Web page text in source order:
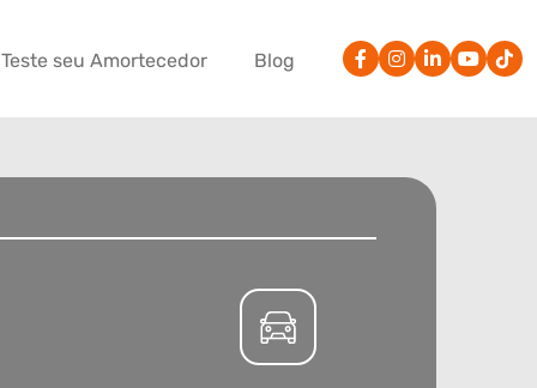
Teste seu Amortecedor Blog